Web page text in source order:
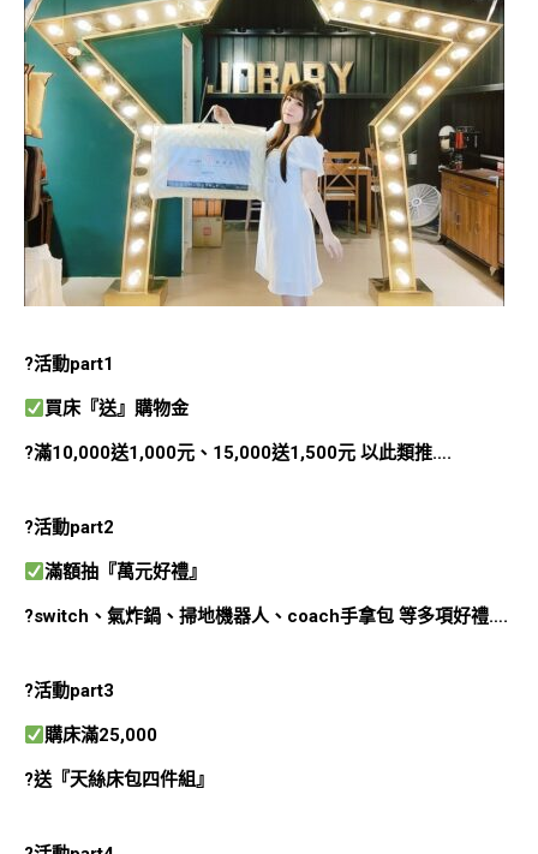
?活動part1
買床『送』購物金
?滿10,000送1,000元、15,000送1,500元 以此類推….
?活動part2
滿額抽『萬元好禮』
?switch、氣炸鍋、掃地機器人、coach手拿包 等多項好禮….
?活動part3
購床滿25,000
?送『天絲床包四件組』